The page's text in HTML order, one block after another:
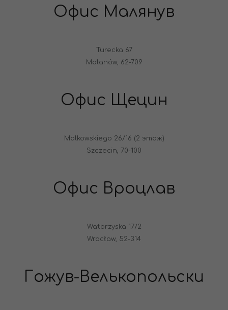
Офис Малянув
Turecka 67
Malanów, 62-709
Офис Щецин
Malkowskiego 26/16 (2 этаж)
Szczecin, 70-100
Офис Вроцлав
Watbrzyska 17/2
Wrocław, 52-314
Гожув-Велькопольски